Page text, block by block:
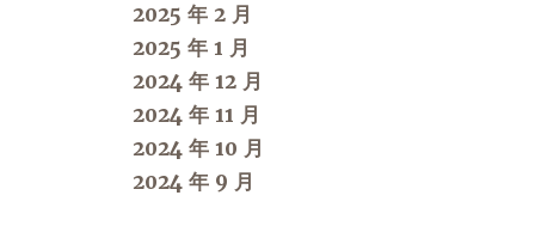
2025 年 2 月
2025 年 1 月
2024 年 12 月
2024 年 11 月
2024 年 10 月
2024 年 9 月